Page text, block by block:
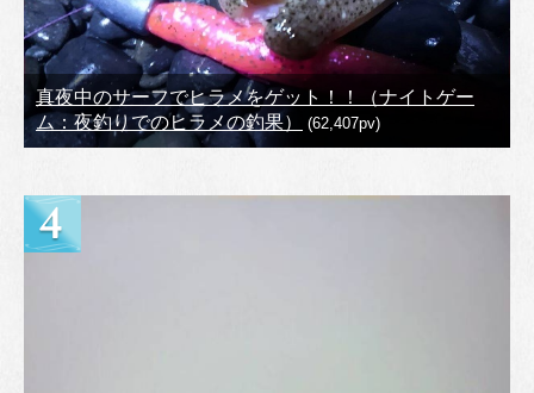
真夜中のサーフでヒラメをゲット！！（ナイトゲー
ム：夜釣りでのヒラメの釣果）
(62,407pv)